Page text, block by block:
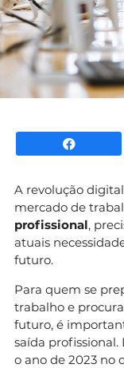
A revolução
mercado de
profissional,
atuais
futuro.
Para quem se
trabalho e
futuro, é
saída
o ano de 2023 no